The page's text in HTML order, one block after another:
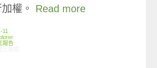
權。 Read more
11
報告